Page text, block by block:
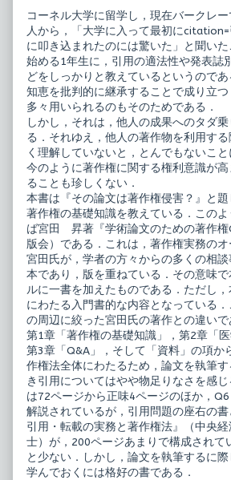
害？
基
礎
知
識
か
ら
Q
＆
－
published
on
論
文
は
著
作
侵
害？
－
礎
知
識
か
ら
Q
A
－,
コーネル大学に留学し，現在バークレ
人から，「大学に入って最初に
に叩き込まれたのには驚いた」と聞い
始める1年生に，引用の適法性や発表誌
どをしっかりと教えているというので
知恵を批判的に継承することで成り立
多々用いられるのもそのためである．
しかし，それは，他人の成果へのタダ
る．それゆえ，他人の著作物を利用す
く理解していないと，とんでもないこ
今のように著作権に関する権利意識が
ることも珍しくない．
本書は『その論文は著作権侵害？』と
著作権の基礎知識を教えている．このよ
ば宮田 昇著『学術論文のための著作権
版会）である．これは，著作権実務の
宮田氏が，学者の方々からの多くの相
本であり，版を重ねている．その意味
ルに一書を加えたものである．ただし
にわたる入門書的な内容となっている
の周辺に絞った宮田氏の著作との違いで
第1章「著作権の基礎知識」，第2章「
第3章「Q&A」，そして「資料」の項か
作権法全体にわたるため，論文を執筆
き引用についてはやや物足りなさを感
は72ページから正味4ページのほか，
解説されているが，引用問題の座右の
引用・転載の実務と著作権法』（中央
士）が，200ページあまりで構成されて
と少ない．しかし，論文を執筆するに
学んでおくには格好の書である．